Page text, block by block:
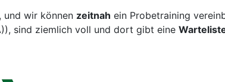
und wir können zeitnah ein Probetraining
sind ziemlich voll und dort gibt eine